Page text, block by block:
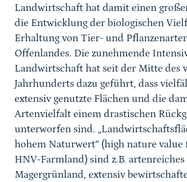
Landwirtschaft hat damit einen
die Entwicklung der biologischen
Erhaltung von Tier- und
Offenlandes. Die zunehmende
Landwirtschaft hat seit der Mitte des
Jahrhunderts dazu geführt, dass
extensiv genutzte Flächen und die
Artenvielfalt einem drastischen
unterworfen sind.
hohem Naturwert“ (high nature value
HNV-Farmland) sind z.B. artenreiches
Magergrünland, extensiv